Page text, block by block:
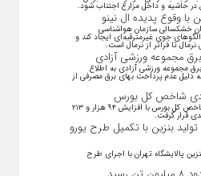
در حاشیه و داخل مزارع اجتناب شود.
با وقوع پدیده ال نینو
خشکسالی سازمان هواشناسی
جوی غیرمترقبه‌ای ایجاد کند و
تا فراتر از نرمال است.
مجموعه ورزشی آزادی
مجموعه ورزشی آزادی به اطلاع
دلیل عدم پرداخت بهای برق مصرفی از
در جریان معاملات امروز ۱۹ مرداد شاخص کل بورس با افزایش ۹۴ هزار و ۲۱۳
لیتری تولید بنزین با تکمیل طرح یورو
پالایشگاه تهران با اجرای طرح